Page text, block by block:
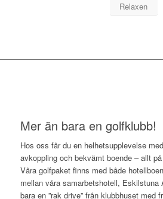
Relaxen
Mer än bara en golfklubb!
Hos oss får du en helhetsupplevelse
avkoppling och bekvämt boende – allt
Våra golfpaket finns med både
mellan våra samarbetshotell, Eskilstuna
bara en ”rak drive” från klubbhuset med